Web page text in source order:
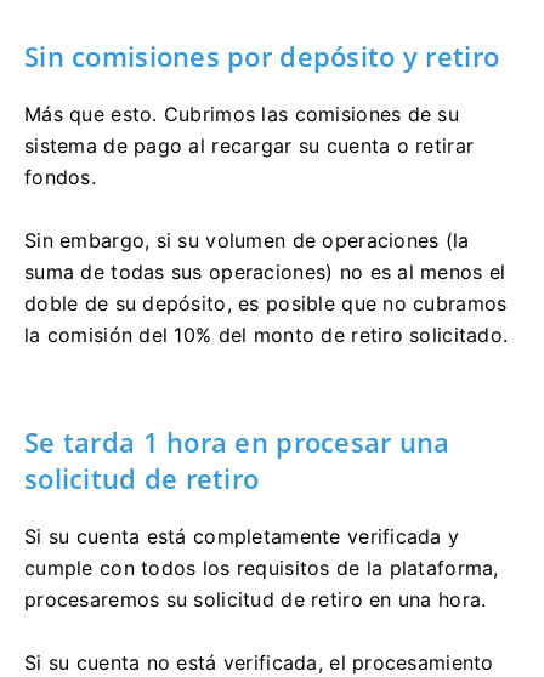
Sin comisiones por depósito y retiro
Más que esto. Cubrimos las comisiones de su
sistema de pago al recargar su cuenta o retirar
fondos.
Sin embargo, si su volumen de operaciones (la
suma de todas sus operaciones) no es al menos el
doble de su depósito, es posible que no cubramos
la comisión del 10% del monto de retiro solicitado.
Se tarda 1 hora en procesar una
solicitud de retiro
Si su cuenta está completamente verificada y
cumple con todos los requisitos de la plataforma,
procesaremos su solicitud de retiro en una hora.
Si su cuenta no está verificada, el procesamiento